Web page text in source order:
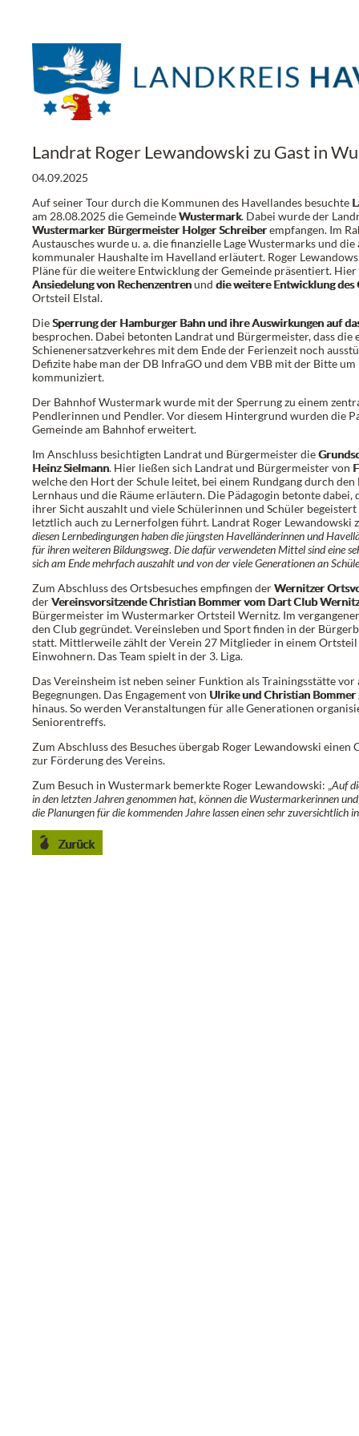
Landrat Roger Lewandowski zu Gast in
04.09.2025
Auf seiner Tour durch die Kommunen des Havellandes besuchte
am 28.08.2025 die GemeindeWustermark. Dabei wurde der
Wustermarker Bürgermeister Holger Schreiberempfangen. Im
Austausches wurde u. a. die finanzielle Lage Wustermarks und
kommunaler Haushalte im Havelland erläutert. Roger
Pläne für die weitere Entwicklung der Gemeinde präsentiert. Hier
Ansiedelung von Rechenzentrenund die weitere Entwicklung
Ortsteil Elstal.
DieSperrung der Hamburger Bahn und ihre Auswirkungen auf
besprochen. Dabei betonten Landrat und Bürgermeister, dass die
Schienenersatzverkehres mit dem Ende der Ferienzeit noch
Defizite habe man der DB InfraGO und dem VBB mit der Bitte
kommuniziert.
Der Bahnhof Wustermark wurde mit der Sperrung zu einem
Pendlerinnen und Pendler. Vor diesem Hintergrund wurden die
Gemeinde am Bahnhof erweitert.
Im Anschluss besichtigten Landrat und Bürgermeister die
Heinz Sielmann. Hier ließen sich Landrat und Bürgermeister von
welche den Hort der Schule leitet, bei einem Rundgang durch den
Lernhaus und die Räume erläutern. Die Pädagogin betonte dabei,
ihrer Sicht auszahlt und viele Schülerinnen und Schüler begeistert
letztlich auch zu Lernerfolgen führt. Landrat Roger Lewandowski
diesen Lernbedingungen haben die jüngsten Havelländerinnen und
für ihren weiteren Bildungsweg.Die dafür verwendeten Mittel sind eine
sich am Ende mehrfach auszahlt und von der viele Generationen an
Zum Abschluss des Ortsbesuches empfingen derWernitzer
derVereinsvorsitzende Christian Bommer vom Dart Club
Bürgermeister im Wustermarker Ortsteil Wernitz. Im
den Club gegründet. Vereinsleben und Sport finden in der
statt. Mittlerweile zählt der Verein 27 Mitglieder in einem
Einwohnern. Das Team spielt in der 3. Liga.
Das Vereinsheim ist neben seiner Funktion als Trainingsstätte
Begegnungen. Das Engagement von Ulrike und Christian Bommer
hinaus. So werden Veranstaltungen für alle Generationen
Seniorentreffs.
Zum Abschluss des Besuches übergab Roger Lewandowski einen
zur Förderung des Vereins.
Zum Besuch in Wustermark bemerkte Roger Lewandowski: „Auf
in den letzten Jahren genommen hat, können die Wustermarkerinnen
die Planungen für die kommenden Jahre lassen einen sehr zuversichtlich
Zurück